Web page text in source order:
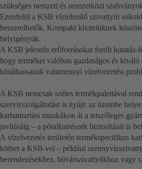
szükséges nemzeti és nemzetközi
Ezenfelül a KSB víztelenítő szivattyúi
beszerelhetők. Kompakt kivitelüknek
helyigényük.
A KSB jelentős erőforrásokat fordít kutatás-
hogy termékei valóban gazdaságos és
kínálhassanak valamennyi vízelvezetési
A KSB nemcsak széles termékpalettával
szervizszolgáltatást is nyújt: az üzembe
karbantartási munkákon át a tetszőleges
javításáig – a pótalkatrészek biztosítását is
A vízelvezetés területén termékspecifikus
köthet a KSB-vel – például
berendezésekhez, búvárszivattyúkhoz vagy